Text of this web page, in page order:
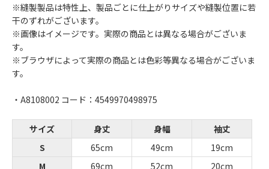
※縫製製品は特性上、製品ごとに仕上がりサイズや縫製位置に若
干のずれがございます。
※画像はイメージです。実際の商品とは異なる場合がございま
す。
※ブラウザによって実際の商品とは色彩等異なる場合がございま
す。
・A8108002 コード：4549970498975
サイズ 身丈 身幅
袖丈
S
65cm 49cm
19cm
M
69cm 52cm 20cm